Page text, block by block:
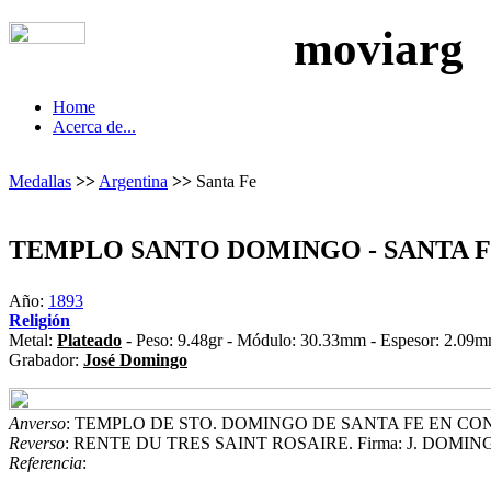
moviarg
Home
Acerca de...
Medallas >> Argentina >> Santa Fe
TEMPLO SANTO DOMINGO - SANTA
Año: 1893
Religión
Metal: Plateado - Peso: 9.48gr - Módulo: 30.33mm - Espesor:
Grabador: José Domingo
Anverso: TEMPLO DE STO. DOMINGO DE SANTA FE EN
Reverso: RENTE DU TRES SAINT ROSAIRE. Firma: J.
Referencia: